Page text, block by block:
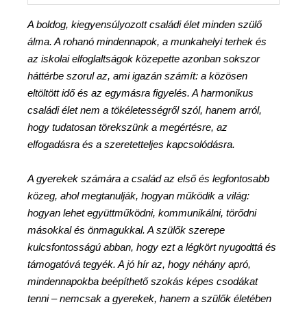
A boldog, kiegyensúlyozott családi élet minden szülő
álma. A rohanó mindennapok, a munkahelyi terhek és
az iskolai elfoglaltságok közepette azonban sokszor
háttérbe szorul az, ami igazán számít: a közösen
eltöltött idő és az egymásra figyelés. A harmonikus
családi élet nem a tökéletességről szól, hanem arról,
hogy tudatosan törekszünk a megértésre, az
elfogadásra és a szeretetteljes kapcsolódásra.
A gyerekek számára a család az első és legfontosabb
közeg, ahol megtanulják, hogyan működik a világ:
hogyan lehet együttműködni, kommunikálni, törődni
másokkal és önmagukkal. A szülők szerepe
kulcsfontosságú abban, hogy ezt a légkört nyugodttá és
támogatóvá tegyék. A jó hír az, hogy néhány apró,
mindennapokba beépíthető szokás képes csodákat
tenni – nemcsak a gyerekek, hanem a szülők életében